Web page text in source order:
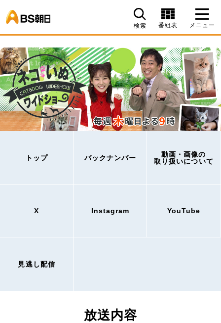
検索 番組表 メニュー
トップ バックナンバー
動画・画像の
取り扱いについて
X Instagram YouTube
見逃し配信
放送内容